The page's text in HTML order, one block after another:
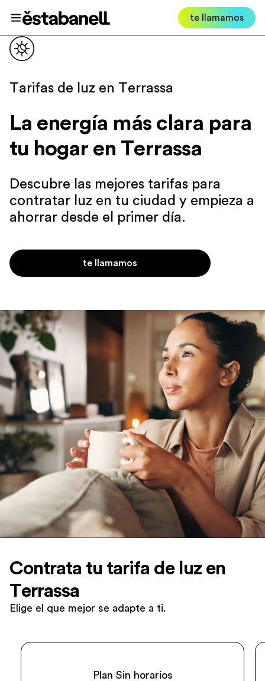
Abrir menú
Estabanell te llamamos
Tarifas de luz en Terrassa
La energía más clara para
tu hogar en Terrassa
Descubre las mejores tarifas para
contratar luz en tu ciudad y empieza a
ahorrar desde el primer día.
te llamamos
Contrata tu tarifa de luz en
Terrassa
Elige el que mejor se adapte a ti.
Plan Sin horarios